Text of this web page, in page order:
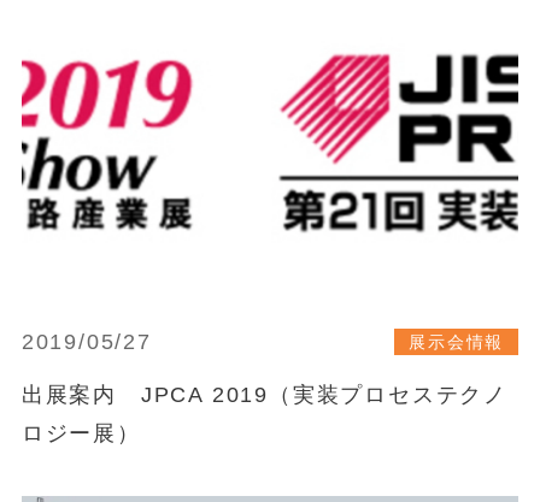
2019/05/27 展示会情報
出展案内 JPCA 2019（実装プロセステクノ
ロジー展）